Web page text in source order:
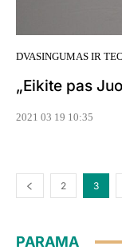
DVASINGUMAS IR
„Eikite pas
2021 03 19 10:35
2 3
PARAMA